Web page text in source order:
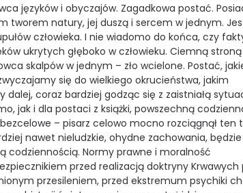
języków i obyczajów. Zagadkowa postać.
tworem natury, jej duszą i sercem w jednym.
człowieka. I nie wiadomo do końca, czy
ukrytych głęboko w człowieku. Ciemną
skalpów w jednym – zło wcielone. Postać,
się do wielkiego okrucieństwa, jakim
coraz bardziej godząc się z zaistniałą
jak i dla postaci z książki, powszechną
– pisarz celowo mocno rozciągnął ten
nawet nieludzkie, ohydne zachowania, będzie
codziennością. Normy prawne i moralność
przed realizacją doktryny Krwawych
przesileniem, przed ekstremum psychiki